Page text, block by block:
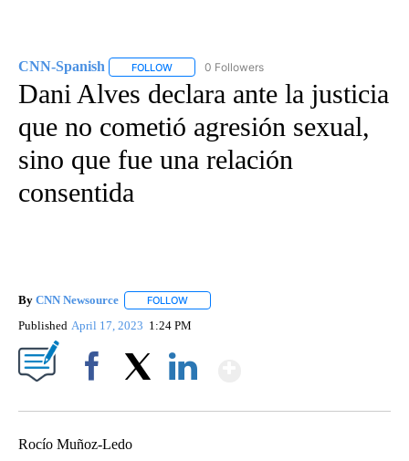
CNN-Spanish FOLLOW FOLLOW "CNN-SPANISH" TO RECEIVE
0 Followers
Dani Alves declara ante la justicia
que no cometió agresión sexual,
sino que fue una relación
consentida
By CNN Newsource FOLLOW
Published April 17, 2023 1:24 PM
Rocío Muñoz-Ledo